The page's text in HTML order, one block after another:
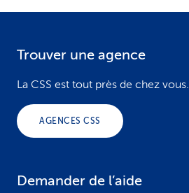
Trouver une agence
La CSS est tout près de chez vous.
AGENCES CSS
Demander de l’aide